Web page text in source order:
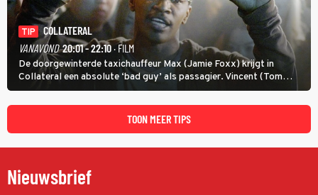
TIP
COLLATERAL
VANAVOND 20:01 - 22:10· FILM
De doorgewinterde taxichauffeur Max (Jamie Foxx) krijgt in
Collateral een absolute ‘bad guy’ als passagier. Vincent (Tom
Cruise) heeft hem nodig om hem de stad door te loodsen om een
wel heel lugubere reden.
TOON MEER TIPS
Nieuwsbrief